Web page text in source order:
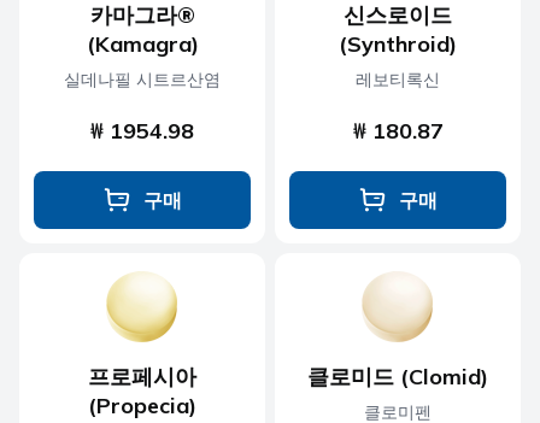
카마그라®
(Kamagra)
실데나필 시트르산염
₩ 1954.98
구매
신스로이드
(Synthroid)
레보티록신
₩ 180.87
구매
프로페시아
(Propecia)
클로미드 (Clomid)
클로미펜